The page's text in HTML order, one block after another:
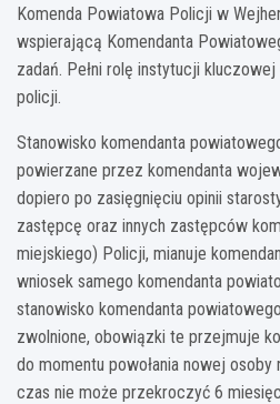
Komenda Powiatowa Policji w
wspierającą Komendanta
zadań. Pełni rolę instytucji
policji.
Stanowisko komendanta
powierzane przez komendanta
dopiero po zasięgnięciu opinii
zastępcę oraz innych zastępców
miejskiego) Policji, mianuje
wniosek samego komendanta
stanowisko komendanta
zwolnione, obowiązki te przejmuje
do momentu powołania nowej
czas nie może przekroczyć 6